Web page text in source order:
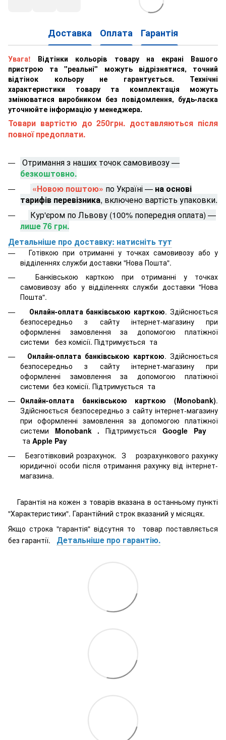
Доставка Оплата Гарантія
Увага! Відтінки кольорів товару на екрані Вашого
пристрою та "реальні" можуть відрізнятися, точний
відтінок кольору не гарантується. Технічні
характеристики товару та комплектація можуть
змінюватися виробником без повідомлення, будь-ласка
уточнюйте інформацію у менеджера.
Товари вартістю до 250грн. доставляються після
повної предоплати.
Отримання з наших точок самовивозу —
безкоштовно.
«Новою поштою» по Україні — на основі
тарифів перевізника, включено вартість упаковки.
Кур'єром по Львову (100% попередня оплата) —
лише 76 грн.
Детальніше про доставку: натисніть тут
Готівкою при отриманні у точках самовивозу або у
відділеннях служби доставки "Нова Пошта".
Банківською карткою при отриманні у точках
самовивозу або у відділеннях служби доставки "Нова
Пошта".
Онлайн-оплата банківською карткою. Здійснюється
безпосередньо з сайту інтернет-магазину при
оформленні замовлення за допомогою платіжної
системи
без комісії. Підтримується та
Онлайн-оплата банківською карткою. Здійснюється
безпосередньо з сайту інтернет-магазину при
оформленні замовлення за допомогою платіжної
системи без комісії. Підтримується та
Онлайн-оплата банківською карткою (Monobank).
Здійснюється безпосередньо з сайту інтернет-магазину
при оформленні замовлення за допомогою платіжної
системи Monobank .Підтримується Google Pay
та Apple Pay
Безготівковий розрахунок. З розрахункового рахунку
юридичної особи після отримання рахунку від інтернет-
магазина.
Гарантія на кожен з товарів вказана в останньому пункті
"Характеристики". Гарантійний строк вказаний у місяцях.
Якщо строка "гарантія" відсутня то товар поставляється
без гарантії. Детальніше про гарантію.